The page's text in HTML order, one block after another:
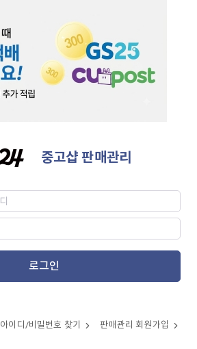
중고샵 판매관리
로그인
아이디/비밀번호 찾기 판매관리 회원가입